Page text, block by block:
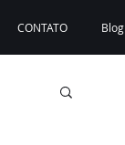
CONTATO Blog